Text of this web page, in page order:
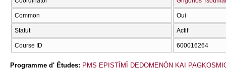
Common Oui
Statut Actif
Course ID 600016264
Programme d' Études: PMS EPISTĪMĪ DEDOMENŌN KAI